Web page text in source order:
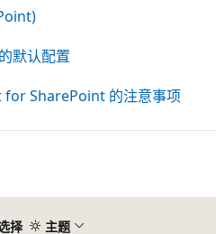
默认配置
for SharePoint 的注意事项
择 主题